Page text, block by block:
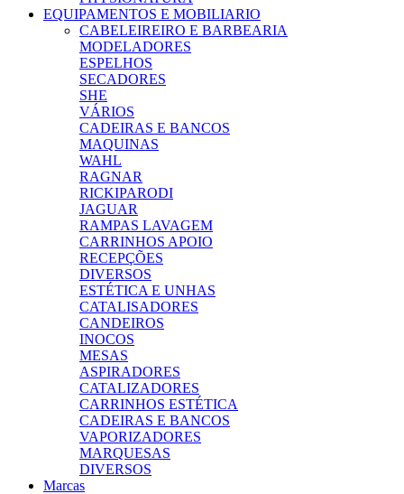
EQUIPAMENTOS E MOBILIARIO
CABELEIREIRO E BARBEARIA
MODELADORES
ESPELHOS
SECADORES
SHE
VÁRIOS
CADEIRAS E BANCOS
MAQUINAS
WAHL
RAGNAR
RICKIPARODI
JAGUAR
RAMPAS LAVAGEM
CARRINHOS APOIO
RECEPÇÕES
DIVERSOS
ESTÉTICA E UNHAS
CATALISADORES
CANDEIROS
INOCOS
MESAS
ASPIRADORES
CATALIZADORES
CARRINHOS ESTÉTICA
CADEIRAS E BANCOS
VAPORIZADORES
MARQUESAS
DIVERSOS
Marcas